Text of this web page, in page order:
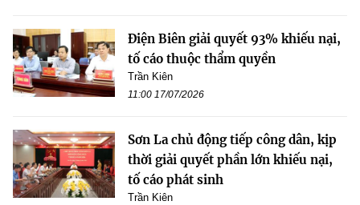
Điện Biên giải quyết 93% khiếu nại,
tố cáo thuộc thẩm quyền
Trần Kiên
11:00 17/07/2026
Sơn La chủ động tiếp công dân, kịp
thời giải quyết phần lớn khiếu nại,
tố cáo phát sinh
Trần Kiên